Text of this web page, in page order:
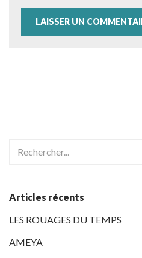
Articles récents
LES ROUAGES DU TEMPS
AMEYA